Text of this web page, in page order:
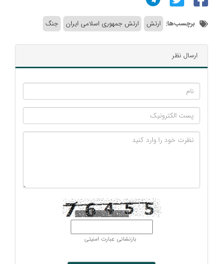
برچسب‌ها: ارتش ارتش جمهوری اسلامی ایران جنگ
ارسال نظر
بازنشانی عبارت امنیتی